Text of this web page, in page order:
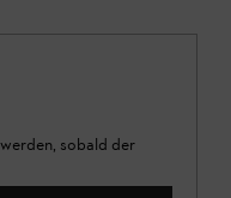
sobald der